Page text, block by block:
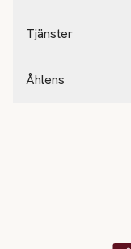
Tjänster
Åhlens